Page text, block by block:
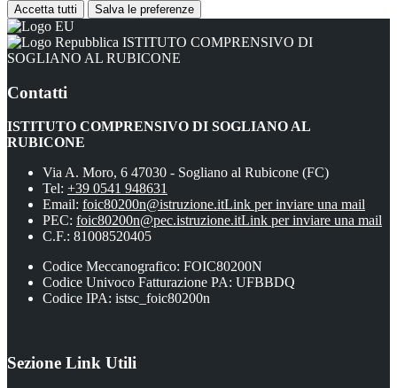
Accetta tutti Salva le preferenze
ISTITUTO COMPRENSIVO DI
SOGLIANO AL RUBICONE
Contatti
ISTITUTO COMPRENSIVO DI SOGLIANO AL
RUBICONE
Via A. Moro, 6 47030 - Sogliano al Rubicone (FC)
Tel: +39 0541 948631
Email: foic80200n@istruzione.itLink per inviare una mail
PEC: foic80200n@pec.istruzione.itLink per inviare una mail
C.F.: 81008520405
Codice Meccanografico: FOIC80200N
Codice Univoco Fatturazione PA: UFBBDQ
Codice IPA: istsc_foic80200n
Sezione Link Utili